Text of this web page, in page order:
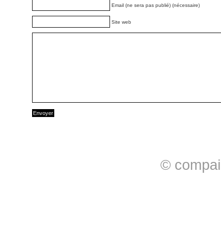
Email (ne sera pas publié) (nécessaire)
Site web
©